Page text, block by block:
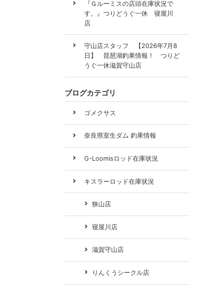
『Ｇルーミスの店頭在庫状況で
す。』つりどうぐ一休 寝屋川
店
守山店スタッフ 【2026年7月8
日】 琵琶湖釣果情報！ つりど
うぐ一休滋賀守山店
ブログカテゴリ
ゴメクサス
奈良県室生ダム 釣果情報
G-Loomisロッド在庫状況
キスラーロッド在庫状況
狭山店
寝屋川店
滋賀守山店
りんくうシークル店